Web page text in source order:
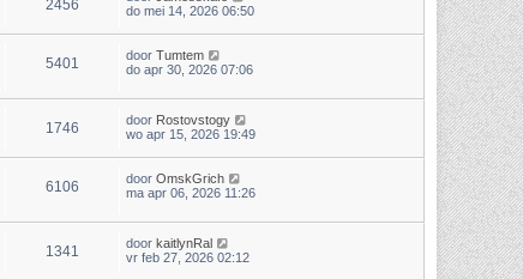
2456
do mei 14, 2026 06:50
5401 door Tumtem
do apr 30, 2026 07:06
1746 door Rostovstogy
wo apr 15, 2026 19:49
6106 door OmskGrich
ma apr 06, 2026 11:26
1341 door kaitlynRal
vr feb 27, 2026 02:12